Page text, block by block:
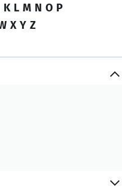
K L M N O P
X Y Z